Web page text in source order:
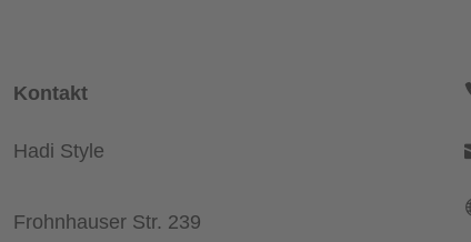
Kontakt
Hadi Style
Frohnhauser Str. 239